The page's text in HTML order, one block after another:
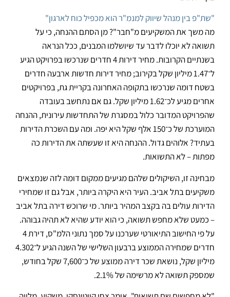
"שת"פ בין מנהל שיווק למנמ"ר הוא מכפיל כוח לארגון"
מה משך את המשקיעים מ"חבר"? מן הסתם ההנחה, כי על
תשואה לא יוכלו לדבר עד שיושלמו המבנים, ככל הנראה
בשנתיים הקרובות. מחיר דירות 4 חדרים שנרכשו בפרויקט הגיע
ל־1.47 מיליון שקל בקירוב; מחיר דירות חדשות ארבעה חדרים
בשטח דומה שנרכשו בתקופה האחרונה בקריית גת, בפרויקטים
אחרים מגיע לכ־1.62 מיליון שקל. גם אם נתחשב בעובדה
שהפרויקט המדובר כלול במסגרת של התחדשות עירונית, ההנחה
המוערכת של כ־150 אלף שקל היא יפה. ומה עם השכרת הדירות
בעתיד? אלוהים גדול. ההנחה היא זו שעשתה את הדירות כה
מפתות – לא התשואות.
מבחינה זו, השיקולים שלהם מגיעים ממקום דומה לזה שנמצאים
משקיעים בתל אביב. העיר היא היקרה ביותר, אבל גם זו שמחירי
הדירות עולים בה בקצב המהיר ביותר. מי שרוכש דירה בתל אביב
– כמעט שלא מחפש תשואה, כי הוא יודע שהיא לא תהיה גבוהה.
על פי החישוב התיאורטי שערכנו על סמך נתוני הלמ"ס, דירת 4
חדרים שמחירה הממוצע ברבעון השלישי של השנה הגיע ל־4.302
מיליון שקל, נושאת שכר דירה ממוצע של כ־7,600 שקל בחודש,
שמספק תשואה לא מרשימה של 2.1%.